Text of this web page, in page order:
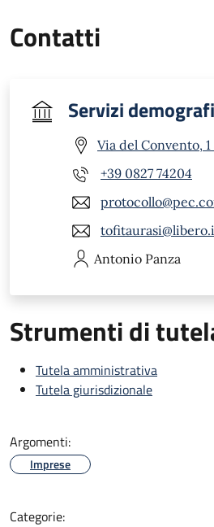
Contatti
Servizi
Via del Convento,
+39 0827 74204
Antonio Panza
Strumenti di
Tutela amministrativa
Tutela giurisdizionale
Argomenti:
Imprese
Categorie: